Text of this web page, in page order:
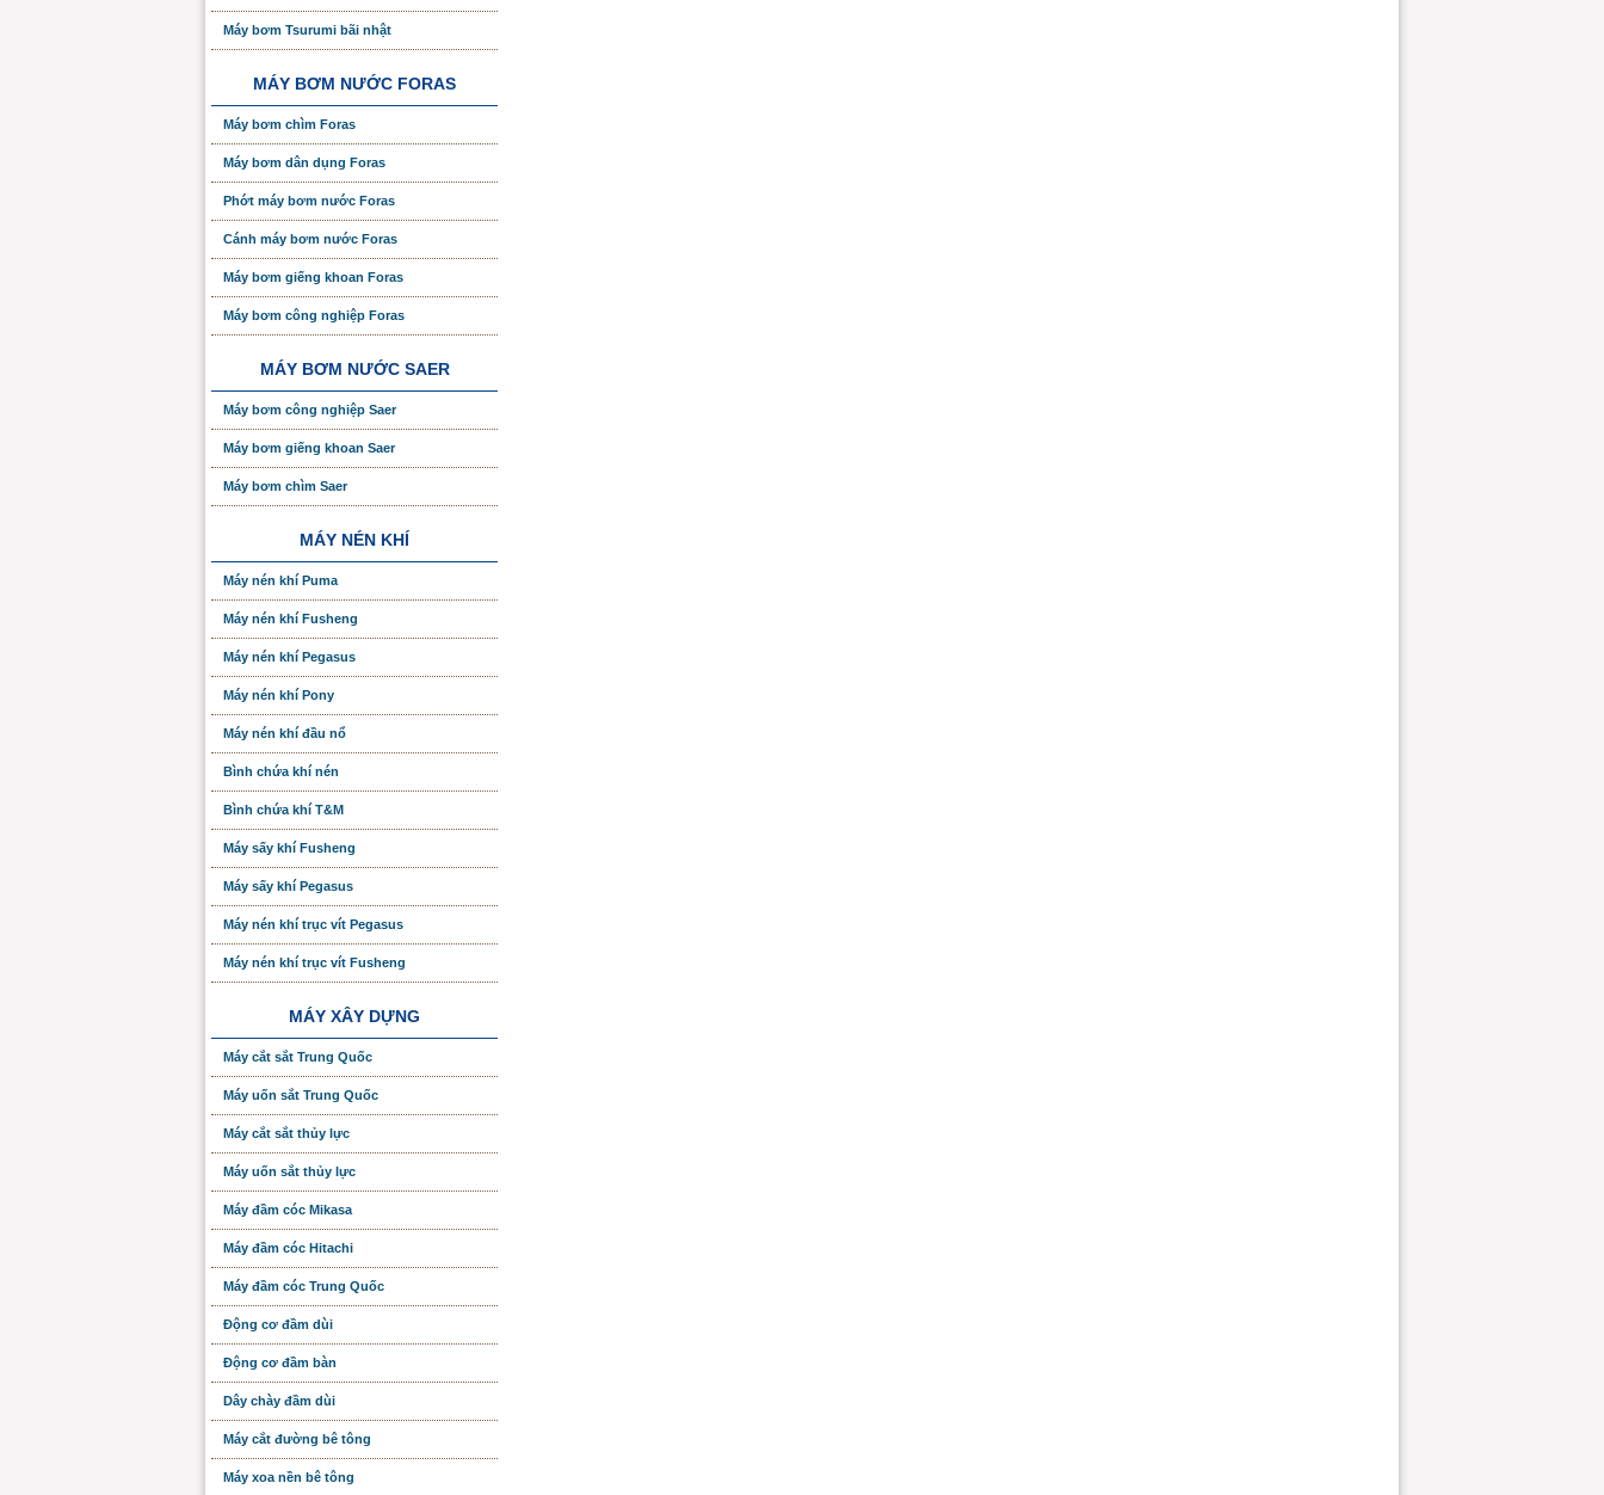
Máy bơm Tsurumi bãi nhật
MÁY BƠM NƯỚC FORAS
Máy bơm chìm Foras
Máy bơm dân dụng Foras
Phớt máy bơm nước Foras
Cánh máy bơm nước Foras
Máy bơm giếng khoan Foras
Máy bơm công nghiệp Foras
MÁY BƠM NƯỚC SAER
Máy bơm công nghiệp Saer
Máy bơm giếng khoan Saer
Máy bơm chìm Saer
MÁY NÉN KHÍ
Máy nén khí Puma
Máy nén khí Fusheng
Máy nén khí Pegasus
Máy nén khí Pony
Máy nén khí đầu nổ
Bình chứa khí nén
Bình chứa khí T&M
Máy sấy khí Fusheng
Máy sấy khí Pegasus
Máy nén khí trục vít Pegasus
Máy nén khí trục vít Fusheng
MÁY XÂY DỰNG
Máy cắt sắt Trung Quốc
Máy uốn sắt Trung Quốc
Máy cắt sắt thủy lực
Máy uốn sắt thủy lực
Máy đầm cóc Mikasa
Máy đầm cóc Hitachi
Máy đầm cóc Trung Quốc
Động cơ đầm dùi
Động cơ đầm bàn
Dây chày đầm dùi
Máy cắt đường bê tông
Máy xoa nền bê tông